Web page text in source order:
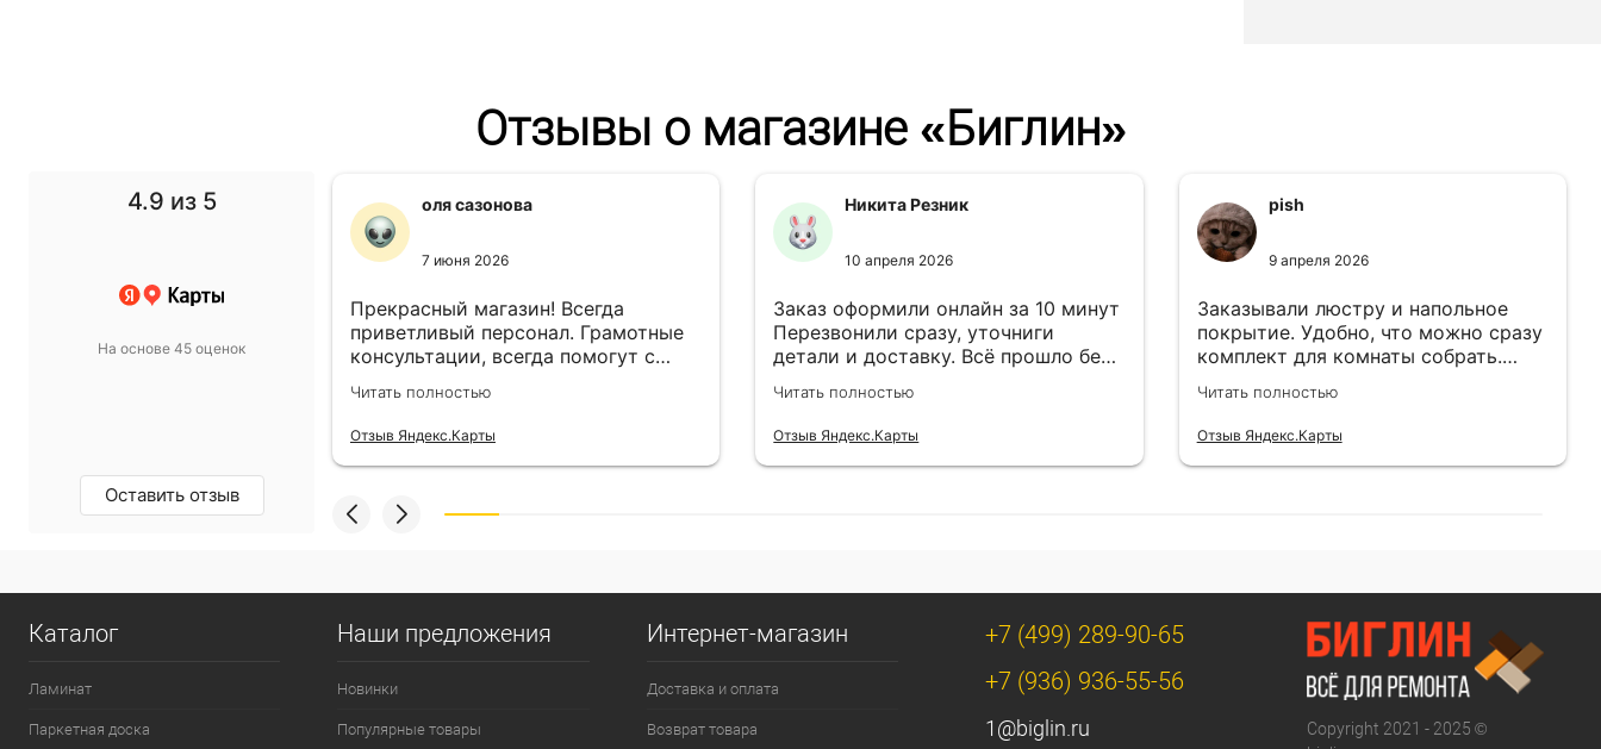
Отзывы о магазине «Биглин»
4.9 из 5
На основе 45 оценок
Оставить отзыв
просто супер!
какой хотели.
оля сазонова
7 июня 2026
Прекрасный магазин! Всегда
приветливый персонал. Грамотные
консультации, всегда помогут с
выбором! Всё привезли в
назначенный день!
Читать полностью
Отзыв Яндекс.Карты
Никита Резник
10 апреля 2026
Заказ оформили онлайн за 10 минут
Перезвонили сразу, уточниги
детали и доставку. Всё прошло без
лишней суеты.
Читать полностью
Отзыв Яндекс.Карты
pish
9 апреля 2026
Заказывали люстру и напольное
покрытие. Удобно, что можно сразу
комплект для комнаты собрать.
Цены адекватные.
Читать полностью
Отзыв Яндекс.Карты
Каталог
Ламинат
Паркетная доска
Наши предложения
Новинки
Популярные товары
Интернет-магазин
Доставка и оплата
Возврат товара
+7 (499) 289-90-65
+7 (936) 936-55-56
1@biglin.ru
Copyright 2021 - 2025 ©